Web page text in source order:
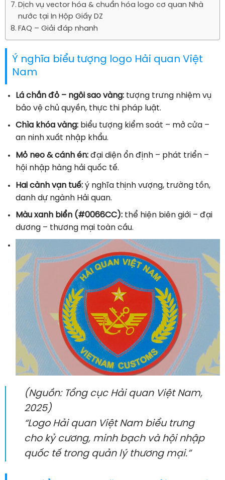
Dịch vụ vector hóa & chuẩn hóa logo cơ quan Nhà
nước tại In Hộp Giấy DZ
FAQ – Giải đáp nhanh
Ý nghĩa biểu tượng logo Hải quan Việt
Nam
Lá chắn đỏ – ngôi sao vàng:tượng trưng nhiệm vụ
bảo vệ chủ quyền, thực thi pháp luật.
Chìa khóa vàng:biểu tượng kiểm soát – mở cửa –
an ninh xuất nhập khẩu.
Mỏ neo & cánh én:đại diện ổn định – phát triển –
hội nhập hàng hải quốc tế.
Hai cành vạn tuế:ý nghĩa thịnh vượng, trường tồn,
danh dự ngành Hải quan.
Màu xanh biển (#0066CC):thể hiện biên giới – đại
dương – thương mại toàn cầu.
(Nguồn: Tổng cục Hải quan Việt Nam,
2025)
“Logo Hải quan Việt Nam biểu trưng
cho kỷ cương, minh bạch và hội nhập
quốc tế trong quản lý thương mại.”